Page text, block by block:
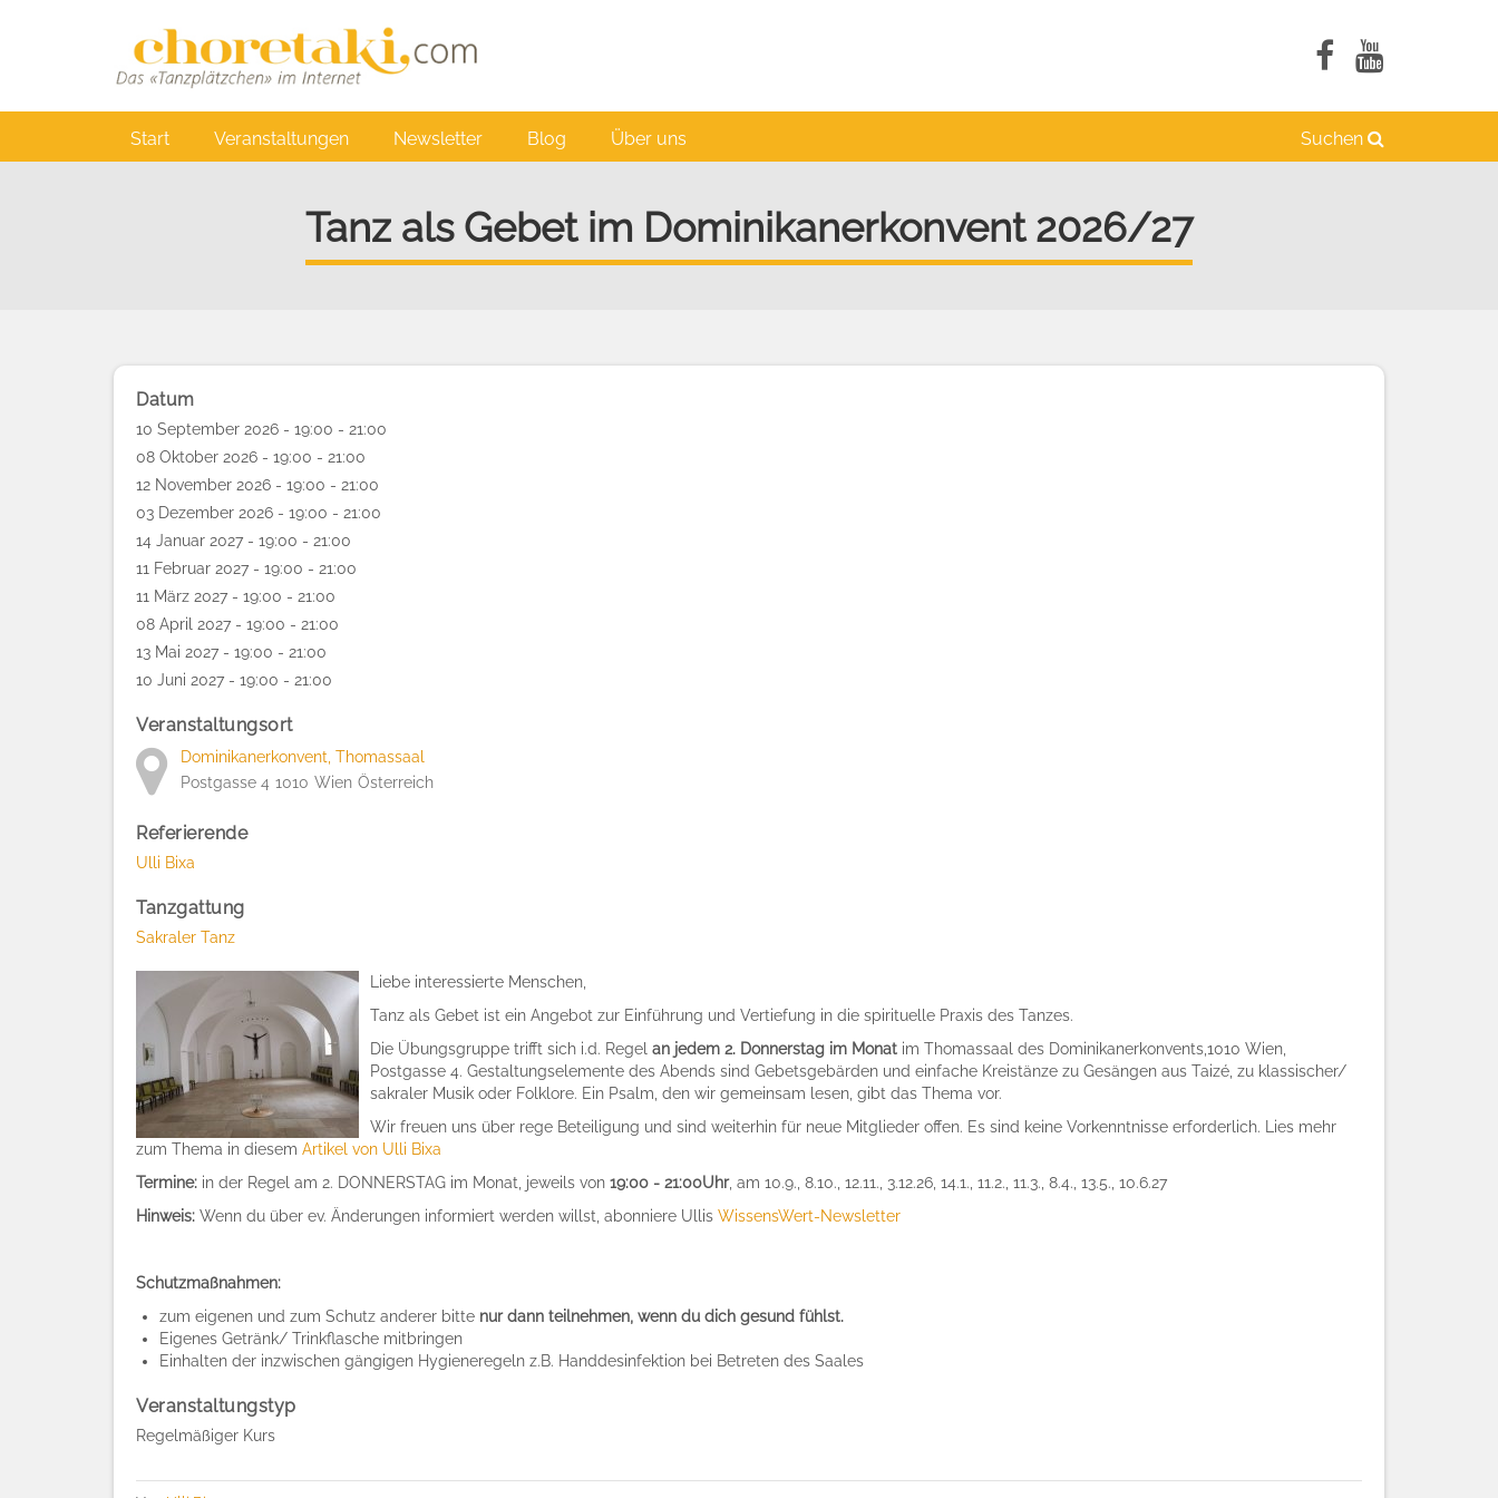
Main
navigation
Start Veranstaltungen Newsletter Blog Über uns Suchen
Tanz als Gebet im Dominikanerkonvent 2026/27
Datum
10 September 2026 - 19:00 - 21:00
08 Oktober 2026 - 19:00 - 21:00
12 November 2026 - 19:00 - 21:00
03 Dezember 2026 - 19:00 - 21:00
14 Januar 2027 - 19:00 - 21:00
11 Februar 2027 - 19:00 - 21:00
11 März 2027 - 19:00 - 21:00
08 April 2027 - 19:00 - 21:00
13 Mai 2027 - 19:00 - 21:00
10 Juni 2027 - 19:00 - 21:00
Veranstaltungsort
Dominikanerkonvent, Thomassaal
Postgasse 4 1010 Wien Österreich
Referierende
Ulli Bixa
Tanzgattung
Sakraler Tanz
Liebe interessierte Menschen,
Tanz als Gebet ist ein Angebot zur Einführung und Vertiefung in die spirituelle Praxis des Tanzes.
Die Übungsgruppe trifft sich i.d. Regel an jedem 2. Donnerstag im Monat im Thomassaal des Dominikanerkonvents,1010 Wien,
Postgasse 4. Gestaltungselemente des Abends sind Gebetsgebärden und einfache Kreistänze zu Gesängen aus Taizé, zu klassischer/
sakraler Musik oder Folklore. Ein Psalm, den wir gemeinsam lesen, gibt das Thema vor.
Wir freuen uns über rege Beteiligung und sind weiterhin für neue Mitglieder offen. Es sind keine Vorkenntnisse erforderlich. Lies mehr
zum Thema in diesem Artikel von Ulli Bixa
Termine: in der Regel am 2. DONNERSTAG im Monat, jeweils von 19:00 - 21:00Uhr, am 10.9., 8.10., 12.11., 3.12.26, 14.1., 11.2., 11.3., 8.4., 13.5., 10.6.27
Hinweis: Wenn du über ev. Änderungen informiert werden willst, abonniere Ullis WissensWert-Newsletter
Schutzmaßnahmen:
zum eigenen und zum Schutz anderer bitte nur dann teilnehmen, wenn du dich gesund fühlst.
Eigenes Getränk/ Trinkflasche mitbringen
Einhalten der inzwischen gängigen Hygieneregeln z.B. Handdesinfektion bei Betreten des Saales
Veranstaltungstyp
Regelmäßiger Kurs